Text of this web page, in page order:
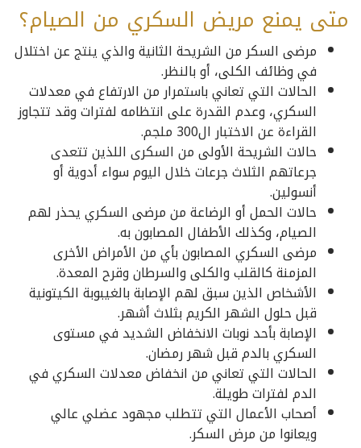
متى يمنع مريض السكري من الصيام؟
مرضى السكر من الشريحة الثانية والذي ينتج عن اختلال
في وظائف الكلى، أو بالنظر.
الحالات التي تعاني باستمرار من الارتفاع في معدلات
السكري، وعدم القدرة على انتظامه لفترات وقد تتجاوز
القراءة عن الاختبار ال300 ملجم.
حالات الشريحة الأولى من السكرى اللذين تتعدى
جرعاتهم الثلاث جرعات خلال اليوم سواء أدوية أو
أنسولين.
حالات الحمل أو الرضاعة من مرضى السكري يحذر لهم
الصيام، وكذلك الأطفال المصابون به.
مرضى السكري المصابون بأي من الأمراض الأخرى
المزمنة كالقلب والكلى والسرطان وقرح المعدة.
الأشخاص الذين سبق لهم الإصابة بالغيبوبة الكيتونية
قبل حلول الشهر الكريم بثلاث أشهر.
الإصابة بأحد نوبات الانخفاض الشديد في مستوى
السكري بالدم قبل شهر رمضان.
الحالات التي تعاني من انخفاض معدلات السكري في
الدم لفترات طويلة.
أصحاب الأعمال التي تتطلب مجهود عضلي عالي
ويعانوا من مرض السكر.